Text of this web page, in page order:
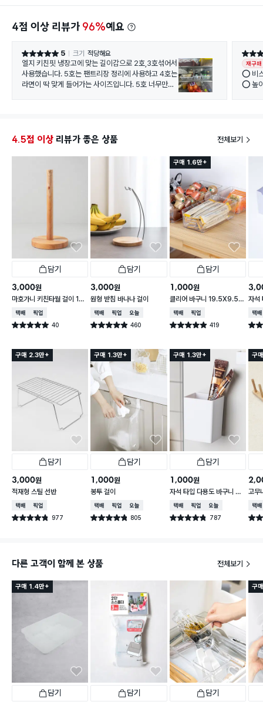
4점 이상 리뷰가 96%예요
별점 5점 5 크기 적당해요
엘지 키친핏 냉장고에 맞는 길이감으로 2호,3호섞어서
사용했습니다. 5호는 팬트리장 정리에 사용하고 4호는
라면이 딱 맞게 들어가는 사이즈입니다. 5호 너무만족
별점 5
재구매
⭕️ 비
⭕️ 높
4.5점 이상 리뷰가 좋은 상품 전체보기
담기
3,000원
마호가니 키친타월 걸이 14
X 31 cm
택배배송매장픽업
별점 5.0점 40
건 작성
담기
3,000원
원형 받침 바나나 걸이
택배배송매장픽업오늘배송
별점 4.9점 460
건 작성
구매 1.6만+
담기
1,000원
클리어 바구니 19.5X9.5X
6.2cm
택배배송매장픽업
별점 4.9점 419
건 작성
자석
택배
별점
구매 2.3만+
담기
3,000원
적재형 스틸 선반
택배배송매장픽업
별점 4.8점 977
건 작성
구매 1.3만+
담기
1,000원
봉투 걸이
택배배송매장픽업오늘배송
별점 4.8점 805
건 작성
구매 1.3만+
담기
1,000원
자석 타입 다용도 바구니 소
형
택배배송매장픽업오늘배송
별점 4.8점 787
건 작성
구
고무
택배
별점
다른 고객이 함께 본 상품 전체보기
구매 1.4만+
담기 담기 담기
구